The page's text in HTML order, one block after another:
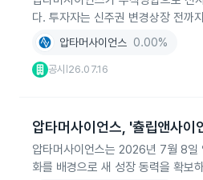
다. 투자자는 신주권 변경상장 전까
압타머사이언스 0.00%
공시 26.07.16
압타머사이언스, '츌립앤사이
압타머사이언스는 2026년 7월 8일
화를 배경으로 새 성장 동력을 확보